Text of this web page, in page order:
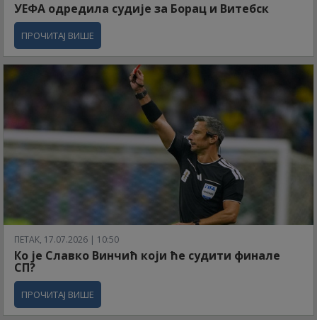
УЕФА одредила судије за Борац и Витебск
ПРОЧИТАЈ ВИШЕ
ПЕТАК, 17.07.2026 | 10:50
Ко је Славко Винчић који ће судити финале
СП?
ПРОЧИТАЈ ВИШЕ